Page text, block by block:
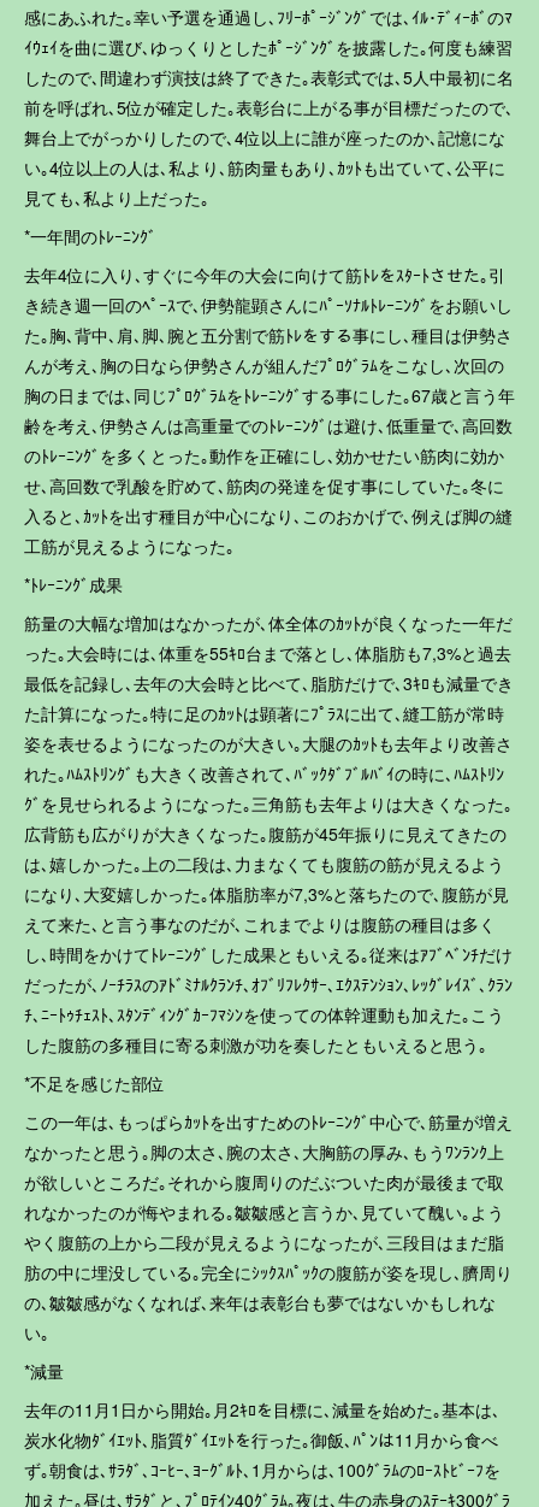
感にあふれた｡幸い予選を通過し､ﾌﾘｰﾎﾟｰｼﾞﾝｸﾞでは､ｲﾙ･ﾃﾞｨｰﾎﾞのﾏ
ｲｳｪｲを曲に選び､ゆっくりとしたﾎﾟｰｼﾞﾝｸﾞを披露した｡何度も練習
したので､間違わず演技は終了できた｡表彰式では､5人中最初に名
前を呼ばれ､5位が確定した｡表彰台に上がる事が目標だったので､
舞台上でがっかりしたので､4位以上に誰が座ったのか､記憶にな
い｡4位以上の人は､私より､筋肉量もあり､ｶｯﾄも出ていて､公平に
見ても､私より上だった｡
*一年間のﾄﾚｰﾆﾝｸﾞ
去年4位に入り､すぐに今年の大会に向けて筋ﾄﾚをｽﾀｰﾄさせた｡引
き続き週一回のﾍﾟｰｽで､伊勢龍顕さんにﾊﾟｰｿﾅﾙﾄﾚｰﾆﾝｸﾞをお願いし
た｡胸､背中､肩､脚､腕と五分割で筋ﾄﾚをする事にし､種目は伊勢さ
んが考え､胸の日なら伊勢さんが組んだﾌﾟﾛｸﾞﾗﾑをこなし､次回の
胸の日までは､同じﾌﾟﾛｸﾞﾗﾑをﾄﾚｰﾆﾝｸﾞする事にした｡67歳と言う年
齢を考え､伊勢さんは高重量でのﾄﾚｰﾆﾝｸﾞは避け､低重量で､高回数
のﾄﾚｰﾆﾝｸﾞを多くとった｡動作を正確にし､効かせたい筋肉に効か
せ､高回数で乳酸を貯めて､筋肉の発達を促す事にしていた｡冬に
入ると､ｶｯﾄを出す種目が中心になり､このおかげで､例えば脚の縫
工筋が見えるようになった｡
*ﾄﾚｰﾆﾝｸﾞ成果
筋量の大幅な増加はなかったが､体全体のｶｯﾄが良くなった一年だ
った｡大会時には､体重を55ｷﾛ台まで落とし､体脂肪も7,3%と過去
最低を記録し､去年の大会時と比べて､脂肪だけで､3ｷﾛも減量でき
た計算になった｡特に足のｶｯﾄは顕著にﾌﾟﾗｽに出て､縫工筋が常時
姿を表せるようになったのが大きい｡大腿のｶｯﾄも去年より改善さ
れた｡ﾊﾑｽﾄﾘﾝｸﾞも大きく改善されて､ﾊﾞｯｸﾀﾞﾌﾞﾙﾊﾞｲの時に､ﾊﾑｽﾄﾘﾝ
ｸﾞを見せられるようになった｡三角筋も去年よりは大きくなった｡
広背筋も広がりが大きくなった｡腹筋が45年振りに見えてきたの
は､嬉しかった｡上の二段は､力まなくても腹筋の筋が見えるよう
になり､大変嬉しかった｡体脂肪率が7,3%と落ちたので､腹筋が見
えて来た､と言う事なのだが､これまでよりは腹筋の種目は多く
し､時間をかけてﾄﾚｰﾆﾝｸﾞした成果ともいえる｡従来はｱﾌﾞﾍﾞﾝﾁだけ
だったが､ﾉｰﾁﾗｽのｱﾄﾞﾐﾅﾙｸﾗﾝﾁ､ｵﾌﾞﾘﾌﾚｸｻｰ､ｴｸｽﾃﾝｼｮﾝ､ﾚｯｸﾞﾚｲｽﾞ､ｸﾗﾝ
ﾁ､ﾆｰﾄｩﾁｪｽﾄ､ｽﾀﾝﾃﾞｨﾝｸﾞｶｰﾌﾏｼﾝを使っての体幹運動も加えた｡こう
した腹筋の多種目に寄る刺激が功を奏したともいえると思う｡
*不足を感じた部位
この一年は､もっぱらｶｯﾄを出すためのﾄﾚｰﾆﾝｸﾞ中心で､筋量が増え
なかったと思う｡脚の太さ､腕の太さ､大胸筋の厚み､もうﾜﾝﾗﾝｸ上
が欲しいところだ｡それから腹周りのだぶついた肉が最後まで取
れなかったのが悔やまれる｡皺皺感と言うか､見ていて醜い｡よう
やく腹筋の上から二段が見えるようになったが､三段目はまだ脂
肪の中に埋没している｡完全にｼｯｸｽﾊﾟｯｸの腹筋が姿を現し､臍周り
の､皺皺感がなくなれば､来年は表彰台も夢ではないかもしれな
い｡
*減量
去年の11月1日から開始｡月2ｷﾛを目標に､減量を始めた｡基本は､
炭水化物ﾀﾞｲｴｯﾄ､脂質ﾀﾞｲｴｯﾄを行った｡御飯､ﾊﾟﾝは11月から食べ
ず｡朝食は､ｻﾗﾀﾞ､ｺｰﾋｰ､ﾖｰｸﾞﾙﾄ､1月からは､100ｸﾞﾗﾑのﾛｰｽﾄﾋﾞｰﾌを
加えた｡昼は､ｻﾗﾀﾞと､ﾌﾟﾛﾃｲﾝ40ｸﾞﾗﾑ｡夜は､牛の赤身のｽﾃｰｷ300ｸﾞﾗ